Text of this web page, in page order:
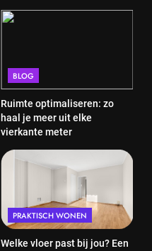
BLOG
Ruimte optimaliseren: zo
haal je meer uit elke
vierkante meter
PRAKTISCH WONEN
Welke vloer past bij jou? Een